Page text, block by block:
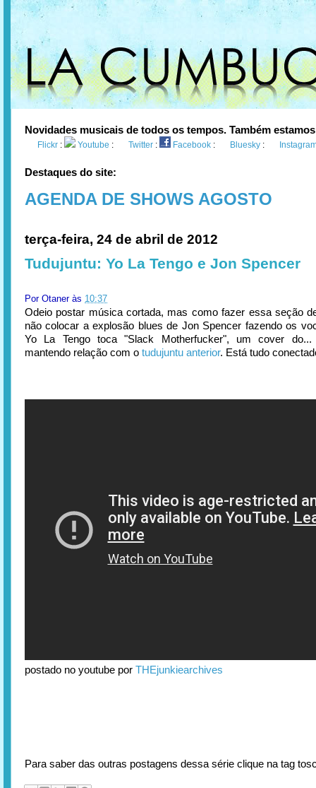
Novidades musicais de todos os tempos. Também
Flickr : Youtube : Twitter : Facebook : Bluesky :
Destaques do site:
AGENDA DE SHOWS AGOSTO
terça-feira, 24 de abril de 2012
Tudujuntu: Yo La Tengo e Jon Spencer
Por Otaner às 10:37
Odeio postar música cortada, mas como fazer essa seção
não colocar a explosão blues de Jon Spencer fazendo os
Yo La Tengo toca "Slack Motherfucker", um cover do...
mantendo relação com o tudujuntu anterior. Está tudo
postado no youtube por THEjunkiearchives
Para saber das outras postagens dessa série clique na tag